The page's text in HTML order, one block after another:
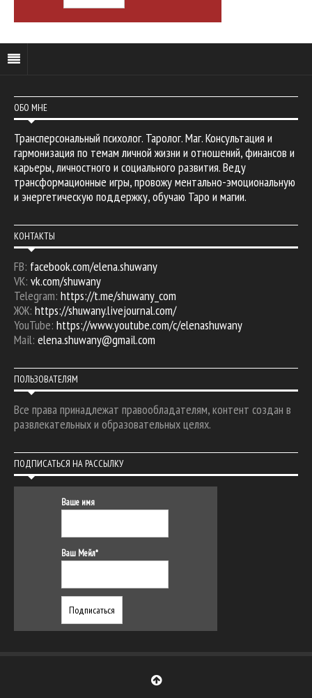
ОБО МНЕ
Трансперсональный психолог. Таролог. Маг. Консультация и
гармонизация по темам личной жизни и отношений, финансов и
карьеры, личностного и социального развития. Веду
трансформационные игры, провожу ментально-эмоциональную
и энергетическую поддержку, обучаю Таро и магии.
КОНТАКТЫ
FB: facebook.com/elena.shuwany
VK: vk.com/shuwany
Telegram: https://t.me/shuwany_com
ЖЖ: https://shuwany.livejournal.com/
YouTube: https://www.youtube.com/c/elenashuwany
Mail: elena.shuwany@gmail.com
ПОЛЬЗОВАТЕЛЯМ
Все права принадлежат правообладателям, контент создан в
развлекательных и образовательных целях.
ПОДПИСАТЬСЯ НА РАССЫЛКУ
Ваше имя
Ваш Мейл*